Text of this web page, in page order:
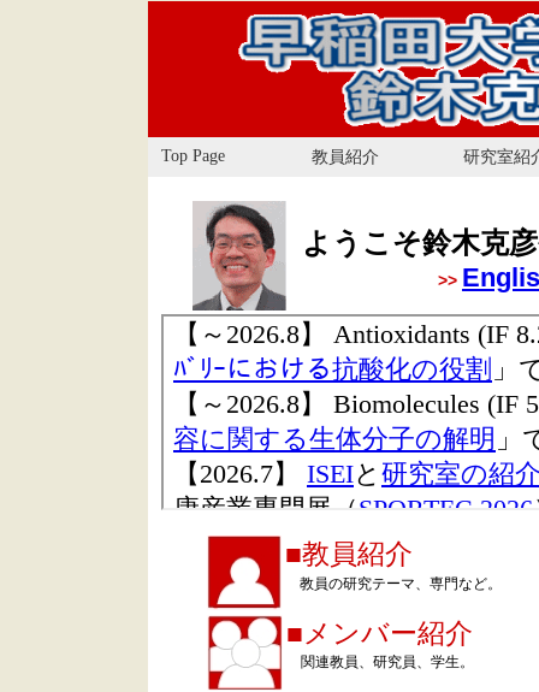
Top Page 教員紹介 研究室紹
ようこそ鈴木克彦研
>>
■教員紹介
教員の研究テーマ、専門など。
■メンバー紹介
関連教員、研究員、学生。